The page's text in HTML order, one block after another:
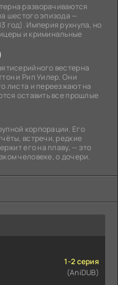
разворачиваются
шестого эпизода —
год). Империя рухнула, но
и криминальные
вестерна
и Рип Уилер. Они
листа и переезжают на
оставить все прошлые
корпорации. Его
встречи, редкие
его на плаву, — это
человеке, о дочери.
1-2 серия
(AniDUB)